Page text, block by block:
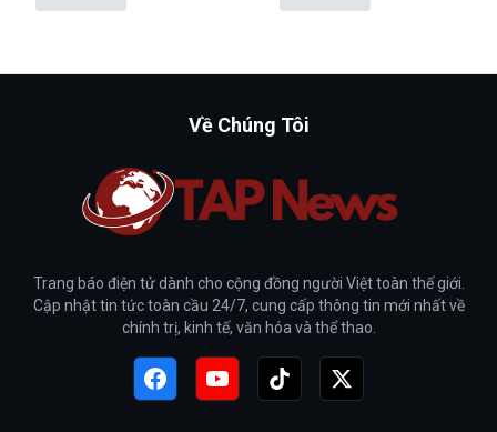
Về Chúng Tôi
Trang báo điện tử dành cho cộng đồng người Việt toàn thế giới.
Cập nhật tin tức toàn cầu 24/7, cung cấp thông tin mới nhất về
chính trị, kinh tế, văn hóa và thể thao.